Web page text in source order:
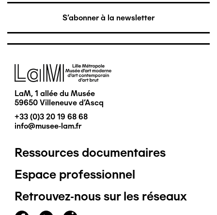
S'abonner à la newsletter
Image
LaM, 1 allée du Musée
59650 Villeneuve d'Ascq
+33 (0)3 20 19 68 68
info@musee-lam.fr
Pied
de
page
Ressources documentaires
Espace professionnel
Retrouvez-nous sur les réseaux